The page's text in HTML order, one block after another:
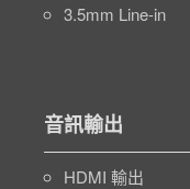
3.5mm Line-in
音訊輸出
HDMI 輸出